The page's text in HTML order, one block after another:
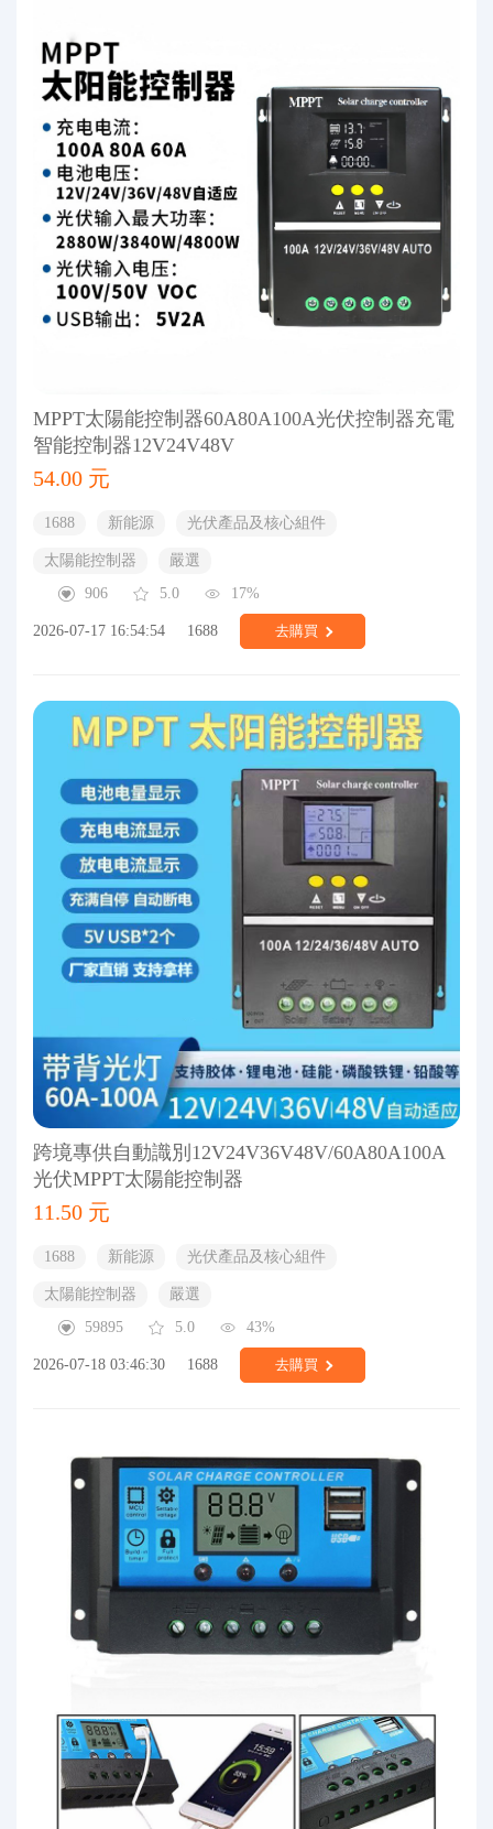
MPPT太陽能控制器60A80A100A光伏控制器充電
智能控制器12V24V48V
54.00 元
1688 新能源 光伏產品及核心組件
太陽能控制器
嚴選
906
5.0 17%
2026-07-17 16:54:54 1688 去購買
跨境專供自動識別12V24V36V48V/60A80A100A
光伏MPPT太陽能控制器
11.50 元
1688 新能源 光伏產品及核心組件
太陽能控制器
嚴選
59895
5.0 43%
2026-07-18 03:46:30 1688 去購買